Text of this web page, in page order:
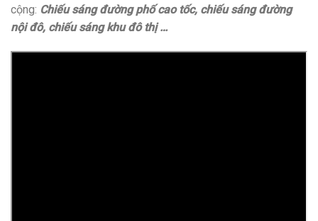
cộng: Chiếu sáng đường phố cao tốc, chiếu sáng đường
nội đô, chiếu sáng khu đô thị …